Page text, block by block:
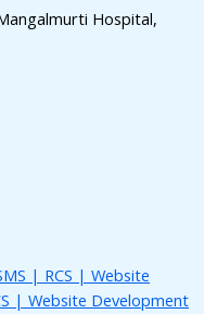
Hospital,
| RCS | Website
| Website Development